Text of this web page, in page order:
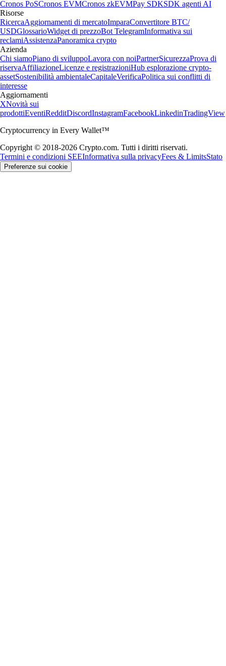
Cronos PoSCronos EVMCronos zkEVMPay SDKSDK agenti AI
Risorse
RicercaAggiornamenti di mercatoImparaConvertitore BTC/
USDGlossarioWidget di prezzoBot TelegramInformativa sui
reclamiAssistenzaPanoramica crypto
Azienda
Chi siamoPiano di sviluppoLavora con noiPartnerSicurezzaProva di
riservaAffiliazioneLicenze e registrazioniHub esplorazione crypto-
assetSostenibilità ambientaleCapitaleVerificaPolitica sui conflitti di
interesse
Aggiornamenti
XNovità sui
prodottiEventiRedditDiscordInstagramFacebookLinkedinTradingView
Cryptocurrency in Every Wallet™
Copyright © 2018-2026 Crypto.com. Tutti i diritti riservati.
Termini e condizioni SEEInformativa sulla privacyFees & LimitsStato
Preferenze sui cookie